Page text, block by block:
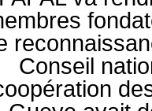
Conseil